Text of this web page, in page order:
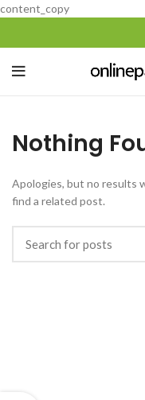
content_copy
Nothing
Apologies, but no results
find a related post.